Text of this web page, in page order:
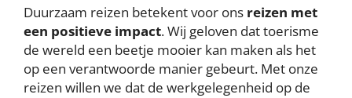
Duurzaam reizen betekent voor ons reizen met
een positieve impact. Wij geloven dat toerisme
de wereld een beetje mooier kan maken als het
op een verantwoorde manier gebeurt. Met onze
reizen willen we dat de werkgelegenheid op de